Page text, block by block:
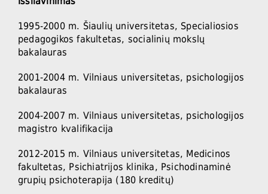
1995-2000 m. Šiaulių universitetas, Specialiosios
pedagogikos fakultetas, socialinių mokslų
bakalauras
2001-2004 m. Vilniaus universitetas, psichologijos
bakalauras
2004-2007 m. Vilniaus universitetas, psichologijos
magistro kvalifikacija
2012-2015 m. Vilniaus universitetas, Medicinos
fakultetas, Psichiatrijos klinika, Psichodinaminė
grupių psichoterapija (180 kreditų)